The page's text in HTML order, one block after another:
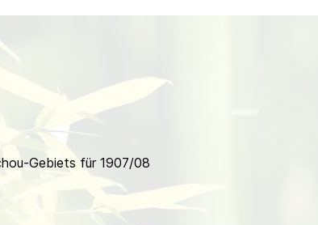
Gebiets für 1907/08